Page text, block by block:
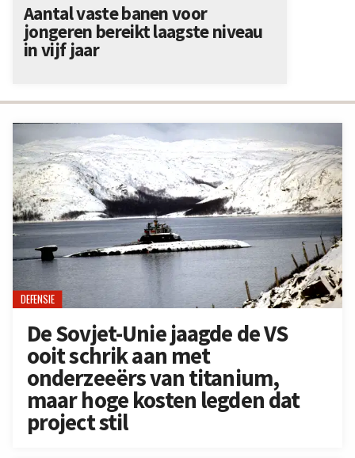
DEFENSIE
De Sovjet-Unie jaagde de VS
ooit schrik aan met
onderzeeërs van titanium,
maar hoge kosten legden dat
project stil
Aantal vaste banen voor
jongeren bereikt laagste niveau
in vijf jaar